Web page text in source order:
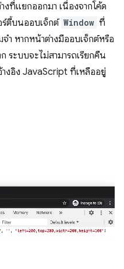
ที่แยกออกมา เนื่องจากโค้ด
ร์ตี้บนออบเจ็กต์ Window ที่
ำ หากหน้าต่างมีออบเจ็กต์หรือ
ระบบจะไม่สามารถเรียกคืน
งอิง JavaScript ที่เหลืออยู่